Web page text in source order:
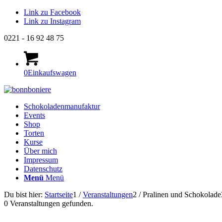
Link zu Facebook
Link zu Instagram
0221 - 16 92 48 75
0Einkaufswagen
Schokoladenmanufaktur
Events
Shop
Torten
Kurse
Über mich
Impressum
Datenschutz
Menü Menü
Du bist hier: Startseite1 / Veranstaltungen2 / Pralinen und Schokolade
0 Veranstaltungen gefunden.